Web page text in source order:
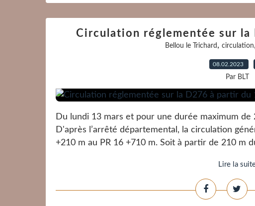
Circulation réglementée sur la
Bellou le Trichard , circulation,
08.02.2023
Par BLT
Du lundi 13 mars et pour une durée maximum
D'après l’arrêté départemental, la circulation
+210 m au PR 16 +710 m. Soit à partir de 210 m
Lire la